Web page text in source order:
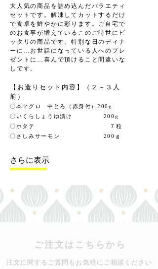
大人気の商品を詰め込んだバラエティ
セットです。解凍してカットするだけ
で食卓を鮮やかに彩ります。ご自宅で
のお食事が増えているこのご時世にピ
ッタリの商品です。特別な日のディナ
ーに…お世話になっている人へのプレ
ゼントに… ​喜んで頂けること間違いな
しです。
【お造りセット内容】（２～３人
前）
〇本マグロ 中とろ（赤身付）200g
〇いくらしょうゆ漬け 200g
〇ホタテ ７粒
〇さしみサーモン 200ｇ
さらに表示
ご注文はこちらから
注文に関する​ご質問もお気軽にご相談ください